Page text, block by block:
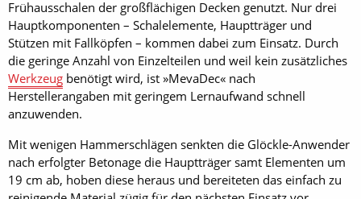
Frühausschalen der großflächigen Decken genutzt. Nur drei
Hauptkomponenten – Schalelemente, Hauptträger und
Stützen mit Fallköpfen – kommen dabei zum Einsatz. Durch
die geringe Anzahl von Einzelteilen und weil kein zusätzliches
Werkzeug benötigt wird, ist »MevaDec« nach
Herstellerangaben mit geringem Lernaufwand schnell
anzuwenden.
Mit wenigen Hammerschlägen senkten die Glöckle-Anwender
nach erfolgter Betonage die Hauptträger samt Elementen um
19 cm ab, hoben diese heraus und bereiteten das einfach zu